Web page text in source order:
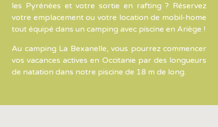
les Pyrénées et votre sortie en rafting ? Réservez
votre emplacement ou votre location de mobil-home
tout équipé dans un camping avec piscine en Ariège !
Au camping La Bexanelle, vous pourrez commencer
vos vacances actives en Occitanie par des longueurs
de natation dans notre piscine de 18 m de long.